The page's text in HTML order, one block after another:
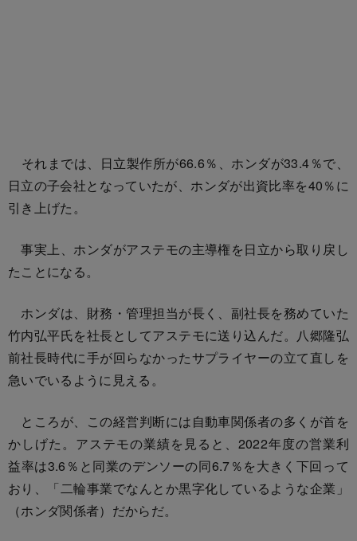
それまでは、日立製作所が66.6％、ホンダが33.4％で、
日立の子会社となっていたが、ホンダが出資比率を40％に
引き上げた。
事実上、ホンダがアステモの主導権を日立から取り戻し
たことになる。
ホンダは、財務・管理担当が長く、副社長を務めていた
竹内弘平氏を社長としてアステモに送り込んだ。八郷隆弘
前社長時代に手が回らなかったサプライヤーの立て直しを
急いでいるように見える。
ところが、この経営判断には自動車関係者の多くが首を
かしげた。アステモの業績を見ると、2022年度の営業利
益率は3.6％と同業のデンソーの同6.7％を大きく下回って
おり、「二輪事業でなんとか黒字化しているような企業」
（ホンダ関係者）だからだ。